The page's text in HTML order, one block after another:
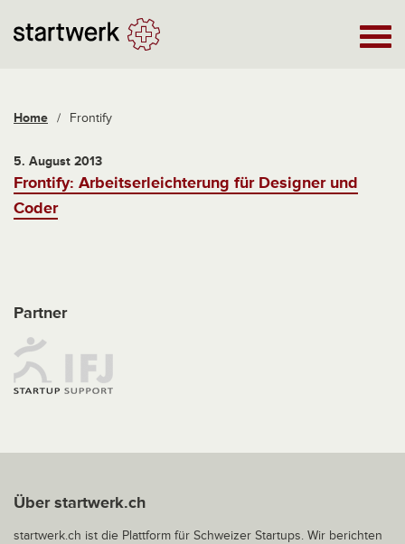
Home / Frontify
5. August 2013
Frontify: Arbeitserleichterung für Designer und
Coder
Partner
Über startwerk.ch
startwerk.ch ist die Plattform für Schweizer Startups. Wir berichten